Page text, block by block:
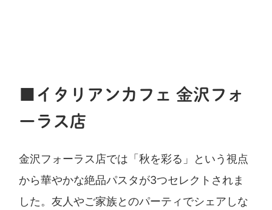
■イタリアンカフェ 金沢フォ
ーラス店
金沢フォーラス店では「秋を彩る」という視点
から華やかな絶品パスタが3つセレクトされま
した。友人やご家族とのパーティでシェアしな